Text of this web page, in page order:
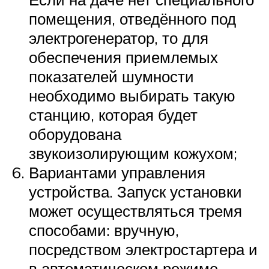
помещения, отведённого под
электрогенератор, то для
обеспечения приемлемых
показателей шумности
необходимо выбирать такую
станцию, которая будет
оборудована
звукоизолирующим кожухом;
Вариантами управления
устройства. Запуск установки
может осуществляться тремя
способами: вручную,
посредством электростартера и